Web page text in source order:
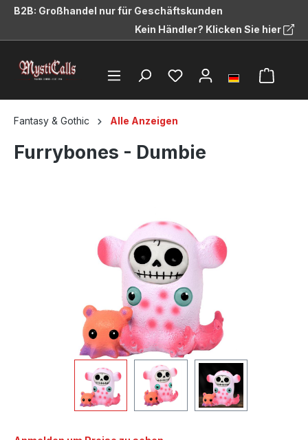
springen
B2B: Großhandel nur für Geschäftskunden
Kein Händler? Klicken Sie hier
Fantasy & Gothic Alle Anzeigen
Furrybones - Dumbie